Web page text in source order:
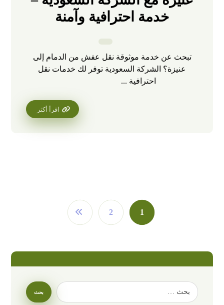
خدمة احترافية وآمنة
تبحث عن خدمة موثوقة نقل عفش من الدمام إلى
عنيزة؟ الشركة السعودية توفر لك خدمات نقل
احترافية ...
اقرأ أكثر
1
2